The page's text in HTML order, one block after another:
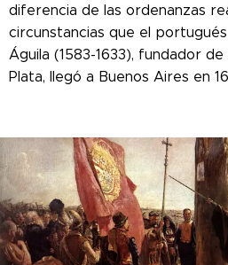
diferencia de las ordenanzas
circunstancias que el
Águila (1583-1633), fundador
Plata, llegó a Buenos Aires en